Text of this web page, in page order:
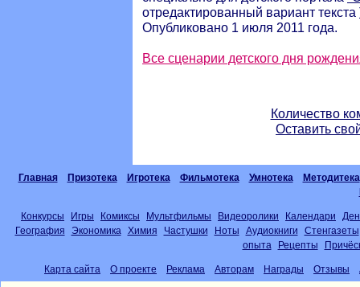
отредактированный вариант текста
Опубликовано 1 июля 2011 года.
Все сценарии детского дня
Количество
Оставить
Главная Призотека Игротека Фильмотека Умнотека
Методитека
Конкурсы Игры Комиксы Мультфильмы Видеоролики Календари
География
Экономика Химия Частушки Ноты Аудиокниги
Стенгазеты
опыта
Рецепты
Карта сайта О проекте Реклама Авторам Награды Отзывы